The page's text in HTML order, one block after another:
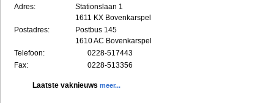
Adres:
Stationslaan 1
1611 KX Bovenkarspel
Postadres:
Postbus 145
1610 AC Bovenkarspel
Telefoon:
0228-517443
Fax:
0228-513356
Laatste vaknieuws meer...